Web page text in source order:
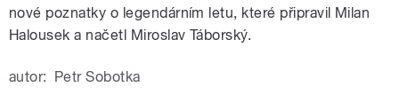
nové poznatky o legendárním letu, které připravil Milan
Halousek a načetl Miroslav Táborský.
autor: Petr Sobotka